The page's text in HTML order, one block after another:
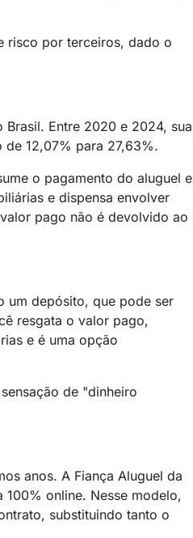
risco por terceiros, dado o
Entre 2020 e 2024, sua
12,07% para 27,63%.
o pagamento do aluguel e
e dispensa envolver
pago não é devolvido ao
um depósito, que pode ser
resgata o valor pago,
e é uma opção
de "dinheiro
anos. A Fiança Aluguel da
online. Nesse modelo,
substituindo tanto o